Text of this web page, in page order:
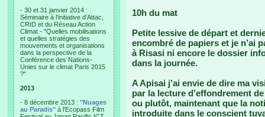
- 30 et 31 janvier 2014 :
Séminaire à l'initiative d'Attac,
CRID et du Réseau Action
Climat - "Quelles mobilisations
et quelles stratégies des
mouvements et organisations
dans la perspective de la
Conférence des Nations-
Unies sur le climat Paris 2015
?"
2013
- 8 décembre 2013 : "Nuages
au Paradis" à l'Ecopass Film
10h du mat
Petite lessive de départ et
encombré de papiers et je n’ai
à Risasi ni encore le dossier
dans la journée.
A Apisai j’ai envie de dire ma
par la lecture d’effondrement
ou plutôt, maintenant que la
introduite dans le conscient